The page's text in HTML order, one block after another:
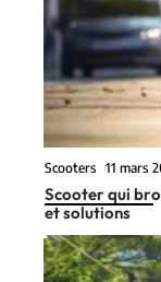
Scooters 11 mars
Scooter qui
et solutions